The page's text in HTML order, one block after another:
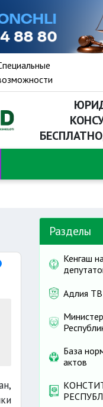
Разделы
Кенгаш
Адлия ТВ
База
актов